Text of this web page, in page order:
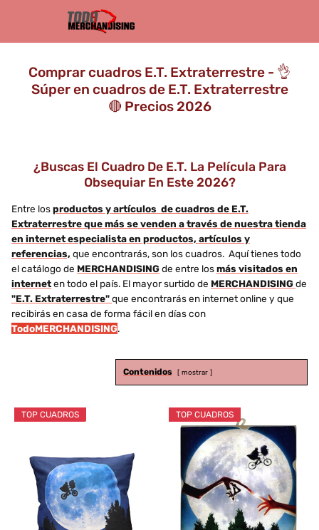
Comprar cuadros E.T. Extraterrestre - 👌
Súper en cuadros de E.T. Extraterrestre
🔴 Precios 2026
¿Buscas El Cuadro De E.T. La Película Para
Obsequiar En Este 2026?
Entre losproductos y artículos de cuadros de E.T.
Extraterrestre que más se venden a través de nuestra tienda
en internet especialista en productos, artículos y
referencias, que encontrarás, son los cuadros. Aquí tienes todo
el catálogo de MERCHANDISINGde entre losmás visitados en
interneten todo el país. El mayor surtido de MERCHANDISINGde
"E.T. Extraterrestre"que encontrarás en internet online y que
recibirás en casa de forma fácil en días con
TodoMERCHANDISING.
Contenidos mostrar
TOP CUADROS TOP CUADROS